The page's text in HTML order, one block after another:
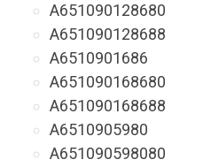
A651090128680
A651090128688
A6510901686
A651090168680
A651090168688
A6510905980
A651090598080